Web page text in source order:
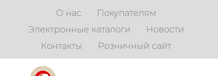
О нас
Покупателям
Электронные каталоги
Новости
Контакты
Розничный сайт